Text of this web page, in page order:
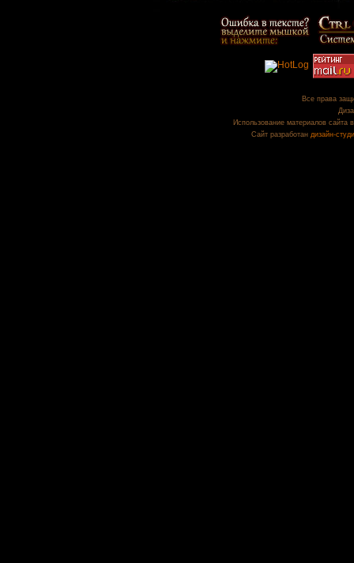
Все права
Использование материалов сайта
Сайт разработан дизайн-